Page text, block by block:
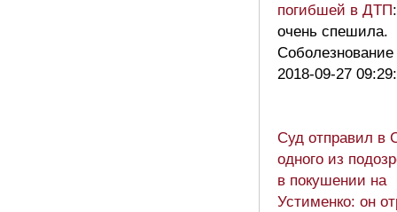
погибшей в ДТП
очень спешила.
2018-09-27
Суд отправил в
одного из
в покушении на
Устименко: он